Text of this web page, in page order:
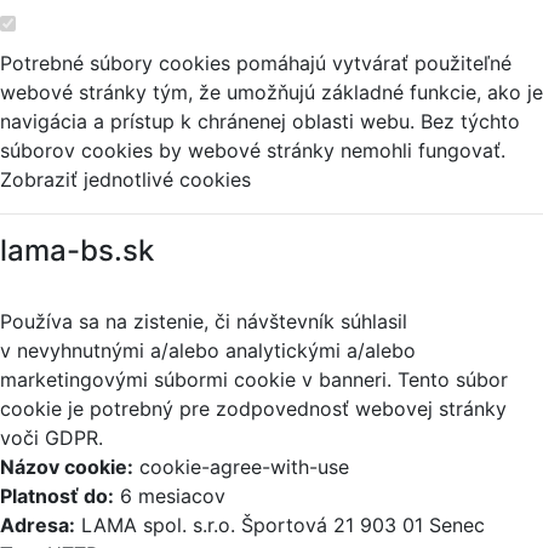
Potrebné súbory cookies pomáhajú vytvárať použiteľné
webové stránky tým, že umožňujú základné funkcie, ako je
navigácia a prístup k chránenej oblasti webu. Bez týchto
súborov cookies by webové stránky nemohli fungovať.
Zobraziť jednotlivé cookies
lama-bs.sk
Používa sa na zistenie, či návštevník súhlasil
v nevyhnutnými a/alebo analytickými a/alebo
marketingovými súbormi cookie v banneri. Tento súbor
cookie je potrebný pre zodpovednosť webovej stránky
voči GDPR.
Názov cookie: cookie-agree-with-use
Platnosť do: 6 mesiacov
Adresa: LAMA spol. s.r.o. Športová 21 903 01 Senec